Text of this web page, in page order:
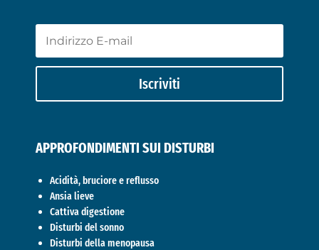
Iscriviti
APPROFONDIMENTI SUI DISTURBI
Acidità, bruciore e reflusso
Ansia lieve
Cattiva digestione
Disturbi del sonno
Disturbi della menopausa